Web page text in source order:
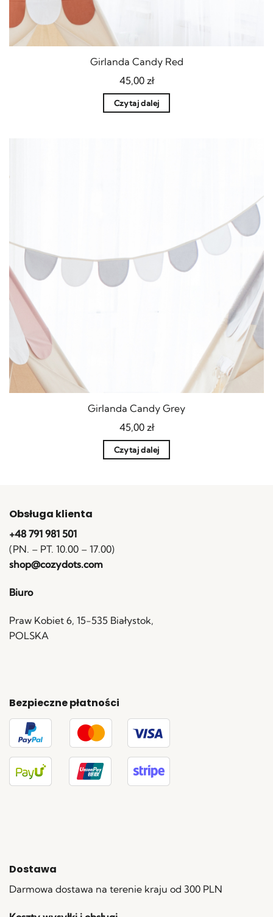
Girlanda Candy Red
45,00 zł
Czytaj dalej
Girlanda Candy Grey
45,00 zł
Czytaj dalej
Obsługa klienta
+48 791 981 501
(PN. – PT. 10.00 – 17.00)
shop@cozydots.com
Biuro
Praw Kobiet 6, 15-535 Białystok,
POLSKA
Bezpieczne płatności
Dostawa
Darmowa dostawa na terenie kraju od 300 PLN